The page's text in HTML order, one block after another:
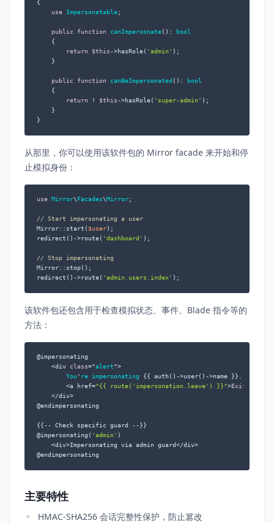
{
use
Impersonatable;
public function canImpersonate( ):
bool
{
return
$this->hasRole( 'admin' );
    }
public function canBeImpersonated ( ):
bool
{
return ! $this->hasRole( 'super-admin' );
    }
}
从那里，你可以使用该软件包的 Mirror facade 来开始和停
止模拟身份：
use Mirror\ Facades\Mirror;
// Start impersonating a user
Mirror::start( $user);
redirect()->route( 'dashboard' );
// Stop impersonating
Mirror::stop();
redirect()->route( 'admin.users.index' );
该软件包还包含用于检查模拟状态、事件、Blade 指令等的
方法：
@impersonating
    <div
class="alert">
You ' re impersonating
{{ auth()->user()->name }}.
        <a href=
"{{ route('impersonation.leave') }}">Exit
    </div>
@endimpersonating
{{-- Check specific guard --}}
@impersonating( 'admin' )
    <div>Impersonating via admin guard</div>
@endimpersonating
主要特性
HMAC-SHA256 会话完整性保护，防止篡改